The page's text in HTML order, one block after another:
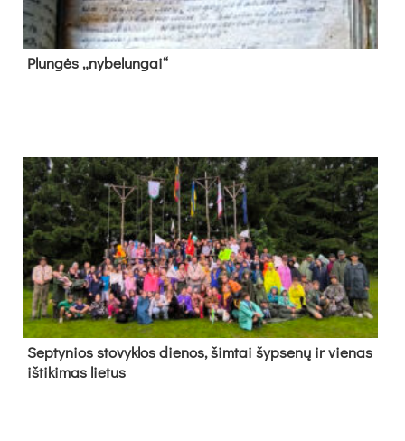
Plun­gės „ny­be­lun­gai“
Sep­ty­nios sto­vyk­los die­nos, šim­tai šyp­se­nų ir vie­nas
iš­ti­ki­mas lie­tus